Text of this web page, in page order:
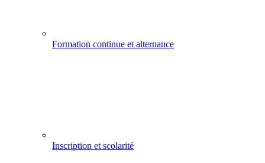
Formation continue et alternance
Inscription et scolarité